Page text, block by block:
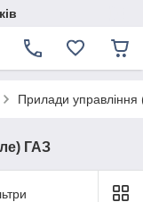
Прилади управління
ГАЗ